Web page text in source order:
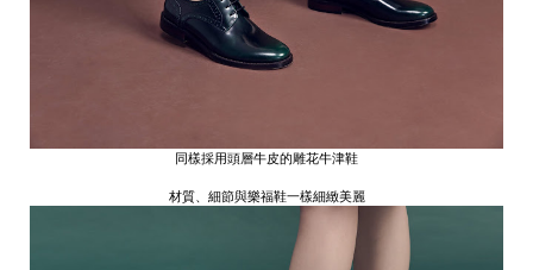
同樣採用頭層牛皮的雕花牛津鞋
材質、細節與樂福鞋一樣細緻美麗